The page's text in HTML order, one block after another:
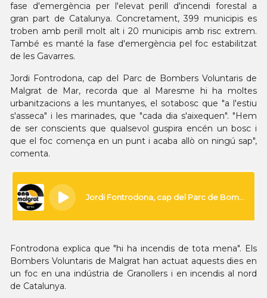
fase d'emergència per l'elevat perill d'incendi forestal a
gran part de Catalunya. Concretament, 399 municipis es
troben amb perill molt alt i 20 municipis amb risc extrem.
També es manté la fase d'emergència pel foc estabilitzat
de les Gavarres.
Jordi Fontrodona, cap del Parc de Bombers Voluntaris de
Malgrat de Mar, recorda que al Maresme hi ha moltes
urbanitzacions a les muntanyes, el sotabosc que "a l'estiu
s'asseca" i les marinades, que "cada dia s'aixequen". "Hem
de ser conscients que qualsevol guspira encén un bosc i
que el foc comença en un punt i acaba allò on ningú sap",
comenta.
Fontrodona explica que "hi ha incendis de tota mena". Els
Bombers Voluntaris de Malgrat han actuat aquests dies en
un foc en una indústria de Granollers i en incendis al nord
de Catalunya.